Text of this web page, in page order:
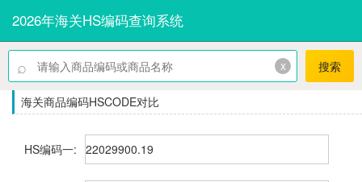
2026年海关HS编码查询系统
⌕ x 搜索
海关商品编码HSCODE对比
HS编码一: